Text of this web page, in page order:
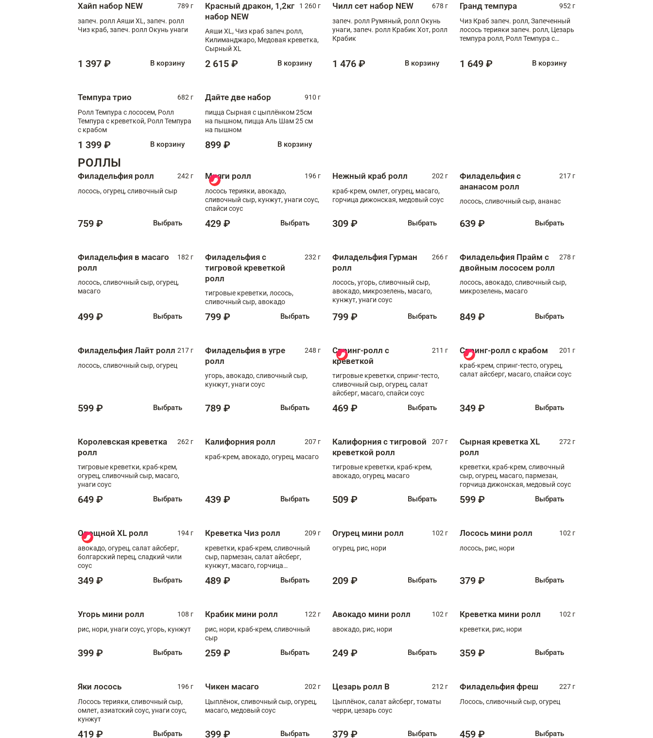
Хайп набор NEW
789 г
запеч. ролл Аяши XL, запеч. ролл
Чиз краб, запеч. ролл Окунь унаги
1 397 ₽ В корзину
Красный дракон, 1,2кг
набор NEW
1 260 г
Аяши XL, Чиз краб запеч.ролл,
Килиманджаро, Медовая креветка,
Сырный XL
2 615 ₽ В корзину
Чилл сет набор NEW
678 г
запеч. ролл Румяный, ролл Окунь
унаги, запеч. ролл Крабик Хот, ролл
Крабик
1 476 ₽ В корзину
Гранд темпура
952 г
Чиз Краб запеч. ролл, Запеченный
лосось терияки запеч. ролл, Цезарь
темпура ролл, Ролл Темпура с
1 649 ₽ В корзину
Темпура трио
682 г
Ролл Темпура с лососем, Ролл
Темпура с креветкой, Ролл Темпура
с крабом
1 399 ₽ В корзину
Дайте две набор
910 г
пицца Сырная с цыплёнком 25см
на пышном, пицца Аль Шам 25 см
на пышном
899 ₽ В корзину
РОЛЛЫ
Филадельфия ролл
242 г
лосось, огурец, сливочный сыр
759 ₽ Выбрать
Мияги ролл
196 г
лосось терияки, авокадо,
сливочный сыр, кунжут, унаги соус,
спайси соус
429 ₽ Выбрать
Нежный краб ролл
202 г
краб-крем, омлет, огурец, масаго,
горчица дижонская, медовый соус
309 ₽ Выбрать
Филадельфия с
ананасом ролл
217 г
лосось, сливочный сыр, ананас
639 ₽ Выбрать
Филадельфия в масаго
ролл
182 г
лосось, сливочный сыр, огурец,
масаго
499 ₽ Выбрать
Филадельфия с
тигровой креветкой
ролл
232 г
тигровые креветки, лосось,
сливочный сыр, авокадо
799 ₽ Выбрать
Филадельфия Гурман
ролл
266 г
лосось, угорь, сливочный сыр,
авокадо, микрозелень, масаго,
кунжут, унаги соус
799 ₽ Выбрать
Филадельфия Прайм с
двойным лососем ролл
278 г
лосось, авокадо, сливочный сыр,
микрозелень, масаго
849 ₽ Выбрать
Филадельфия Лайт ролл 217 г
лосось, сливочный сыр, огурец
599 ₽ Выбрать
Филадельфия в угре
ролл
248 г
угорь, авокадо, сливочный сыр,
кунжут, унаги соус
789 ₽ Выбрать
Спринг-ролл с
креветкой
211 г
тигровые креветки, спринг-тесто,
сливочный сыр, огурец, салат
айсберг, масаго, спайси соус
469 ₽ Выбрать
Спринг-ролл с крабом
201 г
краб-крем, спринг-тесто, огурец,
салат айсберг, масаго, спайси соус
349 ₽ Выбрать
Королевская креветка
ролл
262 г
тигровые креветки, краб-крем,
огурец, сливочный сыр, масаго,
унаги соус
649 ₽ Выбрать
Калифорния ролл
207 г
краб-крем, авокадо, огурец, масаго
439 ₽ Выбрать
Калифорния с тигровой
креветкой ролл
207 г
тигровые креветки, краб-крем,
авокадо, огурец, масаго
509 ₽ Выбрать
Сырная креветка XL
ролл
272 г
креветки, краб-крем, сливочный
сыр, огурец, масаго, пармезан,
горчица дижонская, медовый соус
599 ₽ Выбрать
Овощной XL ролл
194 г
авокадо, огурец, салат айсберг,
болгарский перец, сладкий чили
соус
349 ₽ Выбрать
Креветка Чиз ролл
209 г
креветки, краб-крем, сливочный
сыр, пармезан, салат айсберг,
кунжут, масаго, горчица
489 ₽ Выбрать
Огурец мини ролл
102 г
огурец, рис, нори
209 ₽ Выбрать
Лосось мини ролл
102 г
лосось, рис, нори
379 ₽ Выбрать
Угорь мини ролл
108 г
рис, нори, унаги соус, угорь, кунжут
399 ₽ Выбрать
Крабик мини ролл
122 г
рис, нори, краб-крем, сливочный
сыр
259 ₽ Выбрать
Авокадо мини ролл
102 г
авокадо, рис, нори
249 ₽ Выбрать
Креветка мини ролл
102 г
креветки, рис, нори
359 ₽ Выбрать
Яки лосось
196 г
Лосось терияки, сливочный сыр,
омлет, азиатский соус, унаги соус,
кунжут
419 ₽ Выбрать
Чикен масаго
202 г
Цыплёнок, сливочный сыр, огурец,
масаго, медовый соус
399 ₽ Выбрать
Цезарь ролл В
212 г
Цыплёнок, салат айсберг, томаты
черри, цезарь соус
379 ₽ Выбрать
Филадельфия фреш
227 г
Лосось, сливочный сыр, огурец
459 ₽ Выбрать